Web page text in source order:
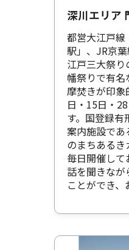
深川エリア
都営大江戸
駅」、JR京
江戸三大祭
幡祭りで有
摩焚きが印
日・15日・
す。国登録
案内施設であ
のまちあるき
毎日開催し
話を聞きな
ことができ、